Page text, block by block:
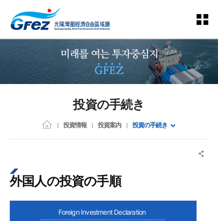
投資の手続き
投資情報 投資案内 投資の手続き
外国人の投資の手順
Foreign Investment Declaration